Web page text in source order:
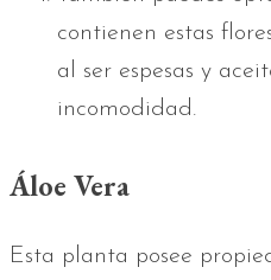
contienen estas
al ser espesas y
incomodidad.
Áloe Vera
Esta planta posee